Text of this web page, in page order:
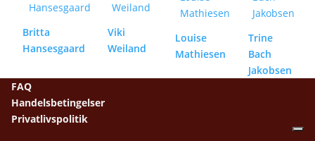
Britta
Hansesgaard
Viki
Weiland
Louise
Mathiesen
Trine
Bach
Jakobsen
FAQ
Handelsbetingelser
Privatlivspolitik